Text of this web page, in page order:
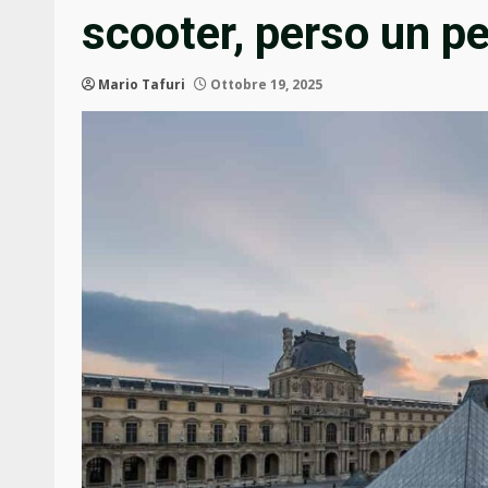
scooter, perso un
Mario Tafuri Ottobre 19, 2025